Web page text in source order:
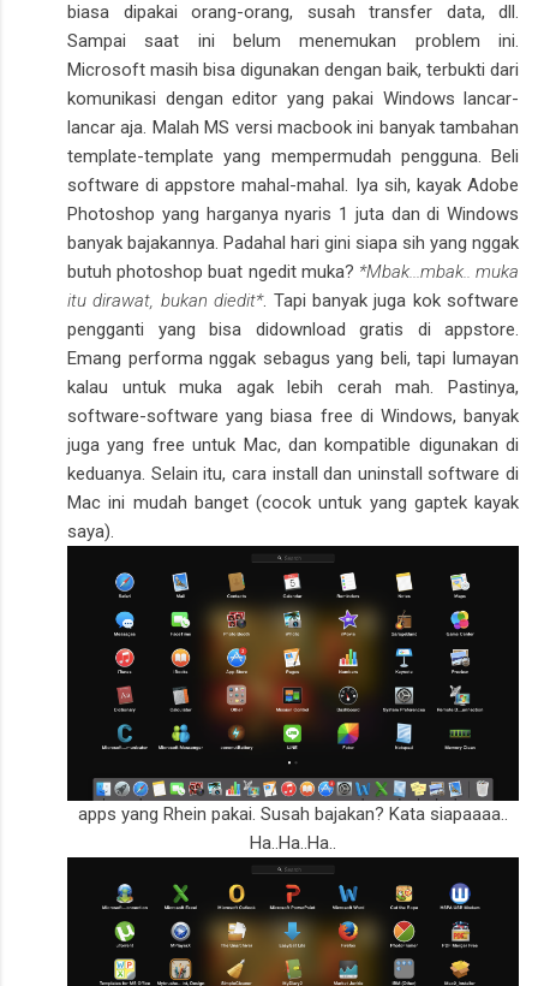
biasa dipakai orang-orang, susah transfer data, dll.
Sampai saat ini belum menemukan problem ini.
Microsoft masih bisa digunakan dengan baik, terbukti dari
komunikasi dengan editor yang pakai Windows lancar-
lancar aja. Malah MS versi macbook ini banyak tambahan
template-template yang mempermudah pengguna. Beli
software di appstore mahal-mahal. Iya sih, kayak Adobe
Photoshop yang harganya nyaris 1 juta dan di Windows
banyak bajakannya. Padahal hari gini siapa sih yang nggak
butuh photoshop buat ngedit muka? *Mbak...mbak.. muka
itu dirawat, bukan diedit*. Tapi banyak juga kok software
pengganti yang bisa didownload gratis di appstore.
Emang performa nggak sebagus yang beli, tapi lumayan
kalau untuk muka agak lebih cerah mah. Pastinya,
software-software yang biasa free di Windows, banyak
juga yang free untuk Mac, dan kompatible digunakan di
keduanya. Selain itu, cara install dan uninstall software di
Mac ini mudah banget (cocok untuk yang gaptek kayak
saya).
apps yang Rhein pakai. Susah bajakan? Kata siapaaaa..
Ha..Ha..Ha..